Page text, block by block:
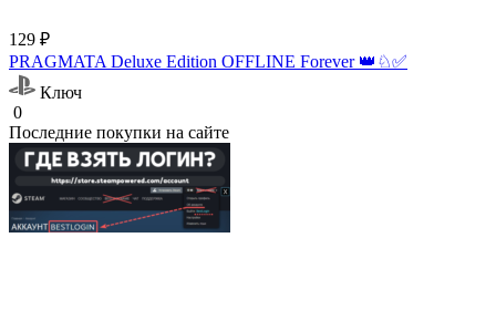
129 ₽
PRAGMATA Deluxe Edition OFFLINE Forever 👑♘✅
Ключ
0
Последние покупки на сайте